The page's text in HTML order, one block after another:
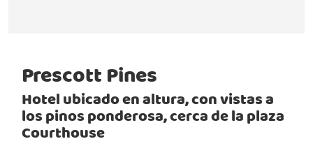
Prescott Pines
Hotel ubicado en altura, con vistas a
los pinos ponderosa, cerca de la plaza
Courthouse